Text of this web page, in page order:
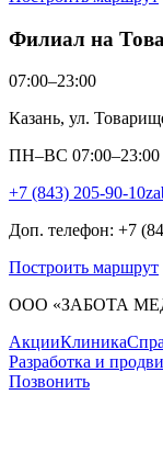
Филиал на
07:00–23:00
Казань, ул.
ПН–ВС 07:00–23:00
+7 (843) 205-90-10
Доп. телефон: +7
Построить маршрут
ООО «ЗАБОТА
АкцииКлиника
Разработка и
Позвонить